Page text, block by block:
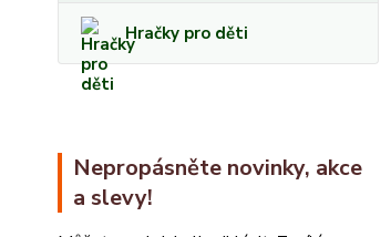
Hračky pro děti
Nepropásněte novinky, akce
a slevy!